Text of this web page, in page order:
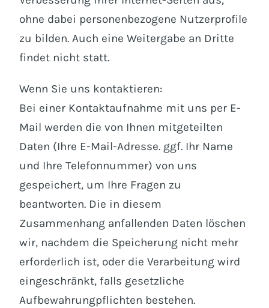
ohne dabei personenbezogene Nutzerprofile
zu bilden. Auch eine Weitergabe an Dritte
findet nicht statt.
Wenn Sie uns kontaktieren:
Bei einer Kontaktaufnahme mit uns per E-
Mail werden die von Ihnen mitgeteilten
Daten (Ihre E-Mail-Adresse. ggf. Ihr Name
und Ihre Telefonnummer) von uns
gespeichert, um Ihre Fragen zu
beantworten. Die in diesem
Zusammenhang anfallenden Daten löschen
wir, nachdem die Speicherung nicht mehr
erforderlich ist, oder die Verarbeitung wird
eingeschränkt, falls gesetzliche
Aufbewahrungpflichten bestehen.